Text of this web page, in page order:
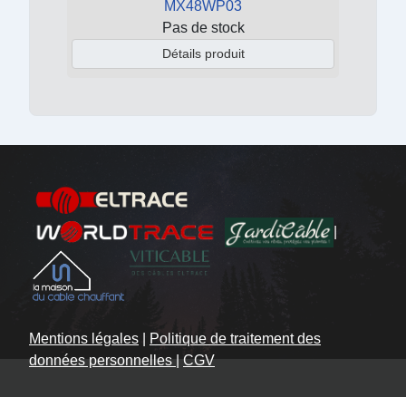
MX48WP03
Pas de stock
Détails produit
Mentions légales
Politique de traitement des
données personnelles|CGV